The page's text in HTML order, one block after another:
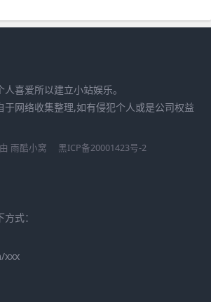
喜爱所以建立小站娱乐。
于网络收集整理,如有侵犯个人或是公司权益
雨酷小窝 黑ICP备20001423号-2
式：
xxx